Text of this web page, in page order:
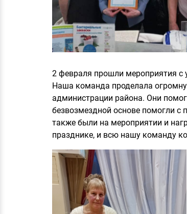
2 февраля прошли мероприятия с
Наша команда проделала
администрации района. Они
безвозмездной основе помогли
также были на мероприятии и
празднике, и всю нашу команду